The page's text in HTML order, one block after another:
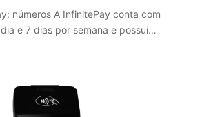
números A InfinitePay conta com
e 7 dias por semana e possui…